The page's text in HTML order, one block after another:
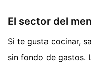
El sector del
Si te gusta cocinar,
sin fondo de gastos.